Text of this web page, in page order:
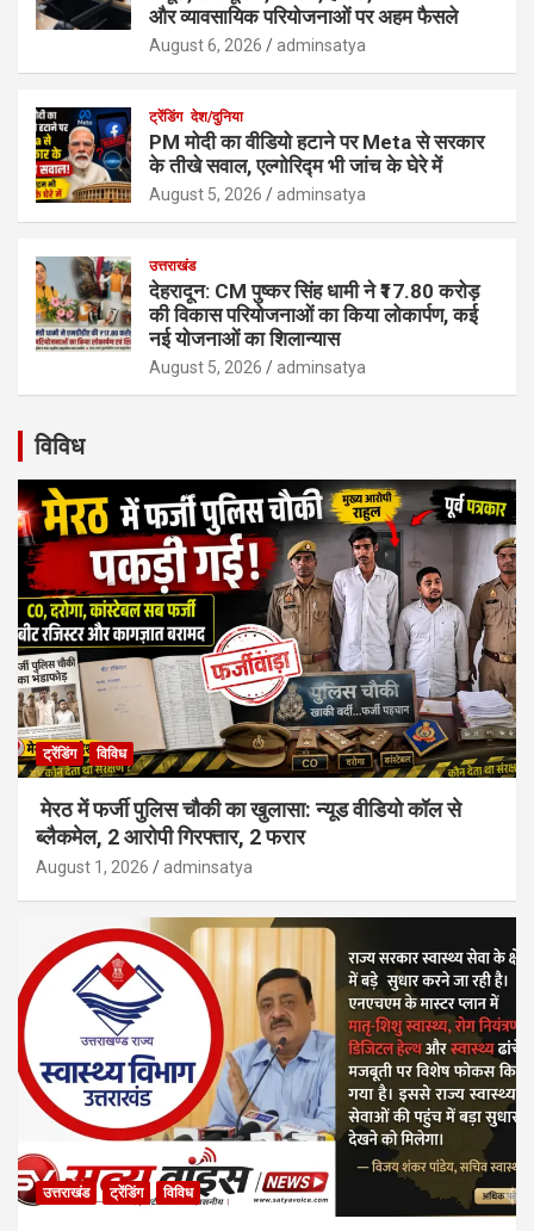
और व्यावसायिक परियोजनाओं पर अहम फैसले
August 6, 2026 adminsatya
ट्रेंडिंग देश/दुनिया
PM मोदी का वीडियो हटाने पर Meta से सरकार
के तीखे सवाल, एल्गोरिद्म भी जांच के घेरे में
August 5, 2026 adminsatya
उत्तराखंड
देहरादून: CM पुष्कर सिंह धामी ने ₹17.80 करोड़
की विकास परियोजनाओं का किया लोकार्पण, कई
नई योजनाओं का शिलान्यास
August 5, 2026 adminsatya
विविध
ट्रेंडिंग विविध
मेरठ में फर्जी पुलिस चौकी का खुलासा: न्यूड वीडियो कॉल से
ब्लैकमेल, 2 आरोपी गिरफ्तार, 2 फरार
August 1, 2026 adminsatya
उत्तराखंड ट्रेंडिंग विविध